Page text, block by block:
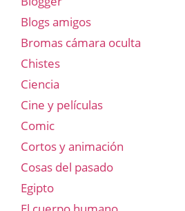
Blogs amigos
Bromas cámara oculta
Chistes
Ciencia
Cine y películas
Comic
Cortos y animación
Cosas del pasado
Egipto